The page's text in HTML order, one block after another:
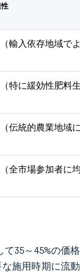
輸入依存地域で
特に緩効性肥料
伝統的農業地域
全市場参加者に
35～45%の価
施用時期に流